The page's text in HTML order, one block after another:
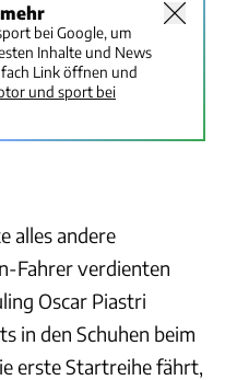
bei Google, um
Inhalte und News
Link öffnen und
und sport bei
alles andere
Fahrer verdienten
Oscar Piastri
in den Schuhen beim
erste Startreihe fährt,